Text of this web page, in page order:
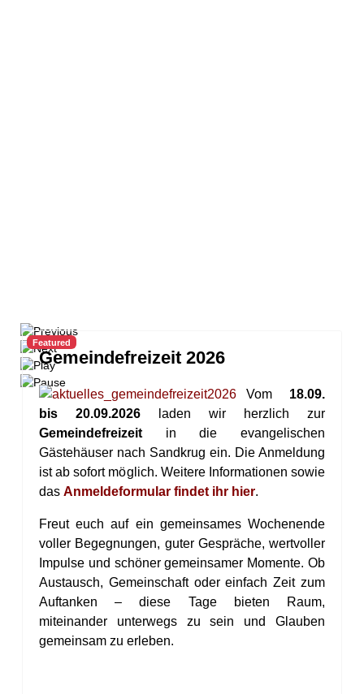
Featured
Gemeindefreizeit 2026
Vom 18.09.
bis 20.09.2026 laden wir herzlich zur
Gemeindefreizeit in die evangelischen
Gästehäuser nach Sandkrug ein. Die Anmeldung
ist ab sofort möglich. Weitere Informationen sowie
das Anmeldeformular findet ihr hier.
Freut euch auf ein gemeinsames Wochenende
voller Begegnungen, guter Gespräche, wertvoller
Impulse und schöner gemeinsamer Momente. Ob
Austausch, Gemeinschaft oder einfach Zeit zum
Auftanken – diese Tage bieten Raum,
miteinander unterwegs zu sein und Glauben
gemeinsam zu erleben.